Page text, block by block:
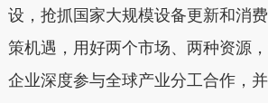
设，抢抓国家大规模设备更新和消
策机遇，用好两个市场、两种资源
企业深度参与全球产业分工合作，